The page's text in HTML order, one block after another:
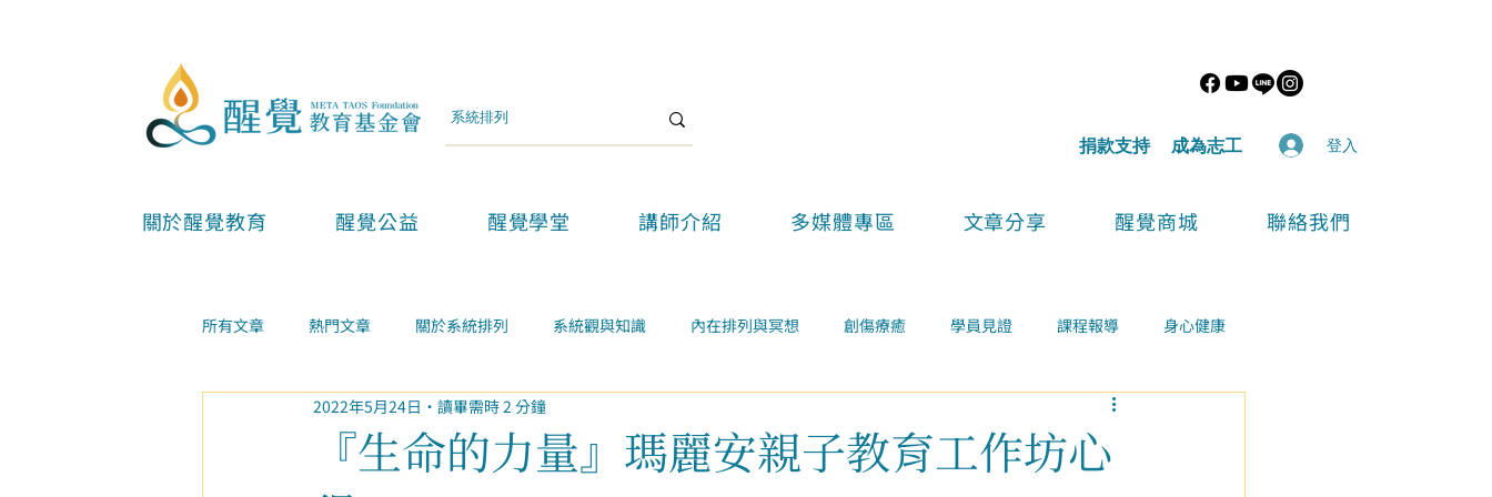
​捐款支持 ​成為志工 登入
關於醒覺教育 醒覺公益 醒覺學堂 講師介紹 多媒體專區 文章分享 醒覺商城 聯絡我們
所有文章 熱門文章 關於系統排列 系統觀與知識 內在排列與冥想 創傷療癒 學員見證 課程報導 身心健康
金錢事業 家庭關係
『生命的力量』瑪麗安親子教育工作坊心
2022年5月24日 讀畢需時 2 分鐘